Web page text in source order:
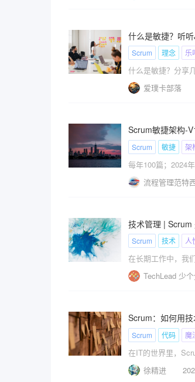
什么是敏捷？听
Scrum
理念 乐
爱璞卡部落
Scrum敏捷架构-
Scrum
敏捷 架
每年100篇；2024
流程管理范特
技术管理 | Scrum
Scrum
技术 人
在长期工作中，我
TechLead 少
Scrum：如何用技
Scrum
代码 魔
在IT的世界里，
徐精进